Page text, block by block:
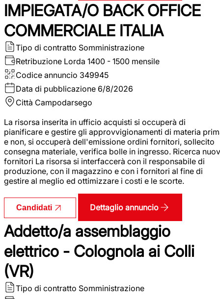
IMPIEGATA/O BACK OFFICE
COMMERCIALE ITALIA
Tipo di contratto Somministrazione
Retribuzione Lorda 1400 - 1500 mensile
Codice annuncio 349945
Data di pubblicazione 6/8/2026
Città Campodarsego
La risorsa inserita in ufficio acquisti si occuperà di
pianificare e gestire gli approvvigionamenti di materia
e non, si occuperà dell'emissione ordini fornitori, sollecito
consegna materiale, verifica bolle in ingresso. Ricerca
fornitori La risorsa si interfaccerà con il responsabile di
produzione, con il magazzino e con i fornitori al fine di
gestire al meglio ed ottimizzare i costi e le scorte.
Candidati Dettaglio annuncio
Addetto/a assemblaggio
elettrico - Colognola ai Colli
(VR)
Tipo di contratto Somministrazione